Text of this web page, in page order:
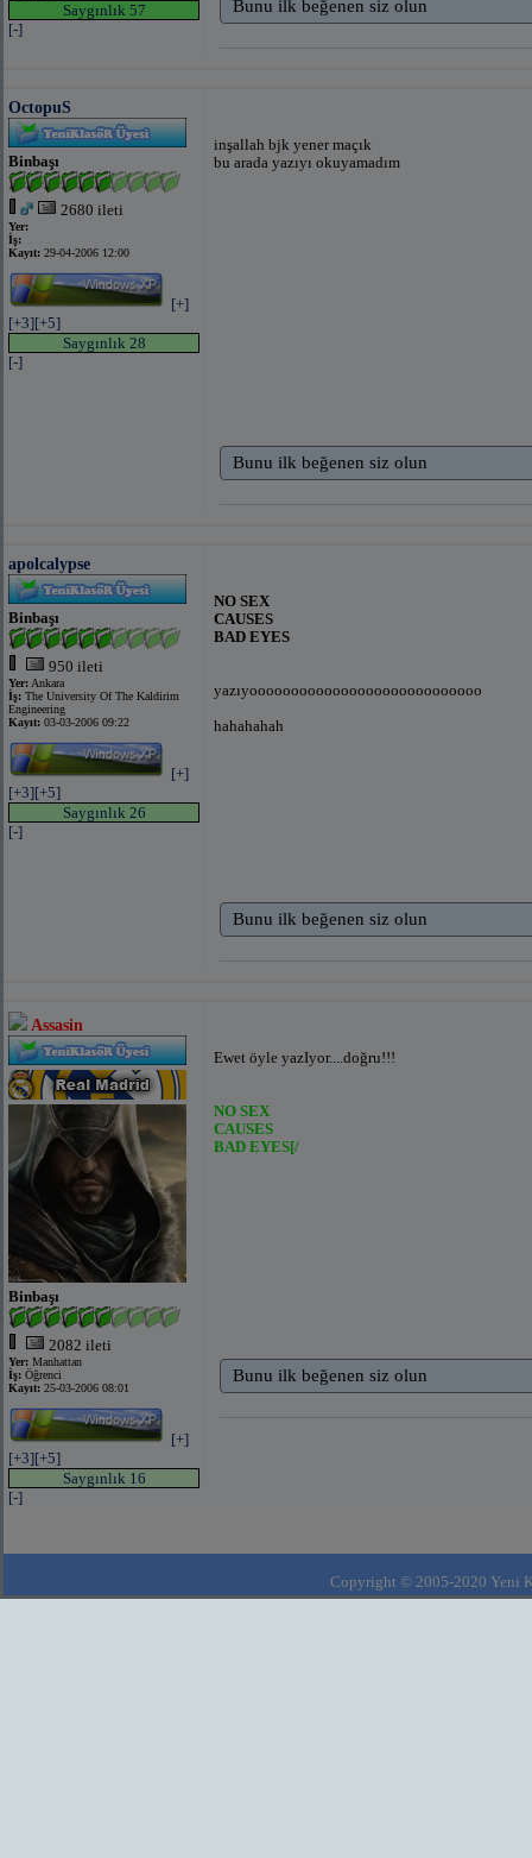
Saygınlık 57
[-]
Bunu ilk beğenen siz olun
OctopuS
Binbaşı
2680 ileti
Yer:
İş:
Kayıt: 29-04-2006 12:00
[+]
[+3][+5]
Saygınlık 28
[-]
inşallah bjk yener maçık
bu arada yazıyı okuyamadım
Bunu ilk beğenen siz olun
apolcalypse
Binbaşı
950 ileti
Yer: Ankara
İş: The University Of The Kaldirim
Engineering
Kayıt: 03-03-2006 09:22
[+]
[+3][+5]
Saygınlık 26
[-]
NO SEX
CAUSES
BAD EYES
yazıyoooooooooooooooooooooooooooo
hahahahah
Bunu ilk beğenen siz olun
Assasin
Binbaşı
2082 ileti
Yer: Manhattan
İş: Öğrenci
Kayıt: 25-03-2006 08:01
[+]
[+3][+5]
Saygınlık 16
[-]
Ewet öyle yazIyor....doğru!!!
NO SEX
CAUSES
BAD EYES[/
Bunu ilk beğenen siz olun
Copyright © 2005-2020 Yeni